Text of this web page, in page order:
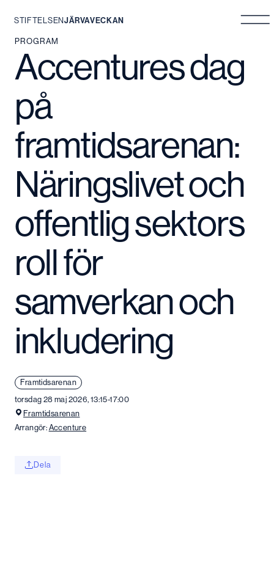
Hoppa
innehåll
STIFTELSENJÄRVAVECKAN
PROGRAM
Accentures dag
på
framtidsarenan:
Näringslivet och
offentlig sektors
roll för
samverkan och
inkludering
Framtidsarenan
torsdag 28 maj 2026, 13:15-17:00
Framtidsarenan
Arrangör:Accenture
Dela